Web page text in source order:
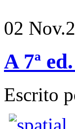
02 Nov.
A 7ª
Escrito